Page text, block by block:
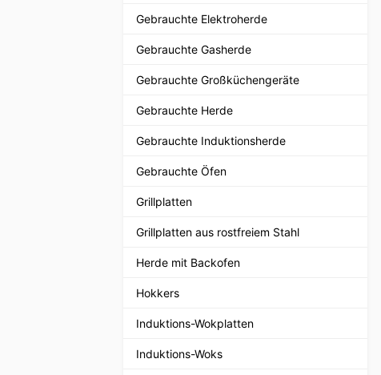
Gebrauchte Elektroherde
Gebrauchte Gasherde
Gebrauchte Großküchengeräte
Gebrauchte Herde
Gebrauchte Induktionsherde
Gebrauchte Öfen
Grillplatten
Grillplatten aus rostfreiem Stahl
Herde mit Backofen
Hokkers
Induktions-Wokplatten
Induktions-Woks